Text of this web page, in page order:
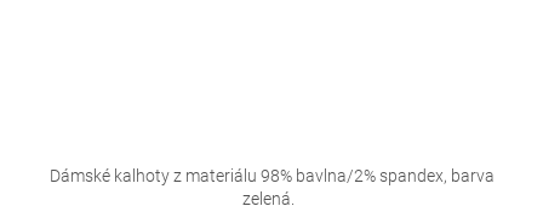
Dámské kalhoty z materiálu 98% bavlna/2% spandex, barva
zelená.